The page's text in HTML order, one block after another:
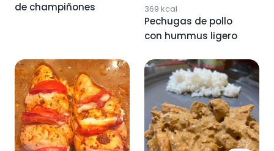
de champiñones
369 kcal
Pechugas de pollo
con hummus ligero